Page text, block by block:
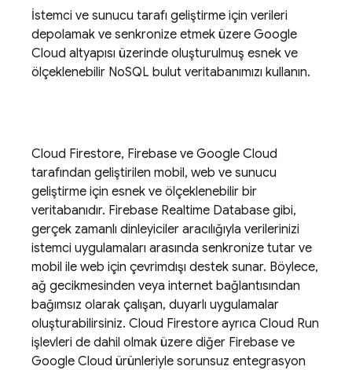
İstemci ve sunucu tarafı geliştirme için verileri
depolamak ve senkronize etmek üzere Google
Cloud altyapısı üzerinde oluşturulmuş esnek ve
ölçeklenebilir NoSQL bulut veritabanımızı kullanın.
Cloud Firestore, Firebase ve Google Cloud
tarafından geliştirilen mobil, web ve sunucu
geliştirme için esnek ve ölçeklenebilir bir
veritabanıdır. Firebase Realtime Database gibi,
gerçek zamanlı dinleyiciler aracılığıyla verilerinizi
istemci uygulamaları arasında senkronize tutar ve
mobil ile web için çevrimdışı destek sunar. Böylece,
ağ gecikmesinden veya internet bağlantısından
bağımsız olarak çalışan, duyarlı uygulamalar
oluşturabilirsiniz. Cloud Firestore ayrıca Cloud Run
işlevleri de dahil olmak üzere diğer Firebase ve
Google Cloud ürünleriyle sorunsuz entegrasyon